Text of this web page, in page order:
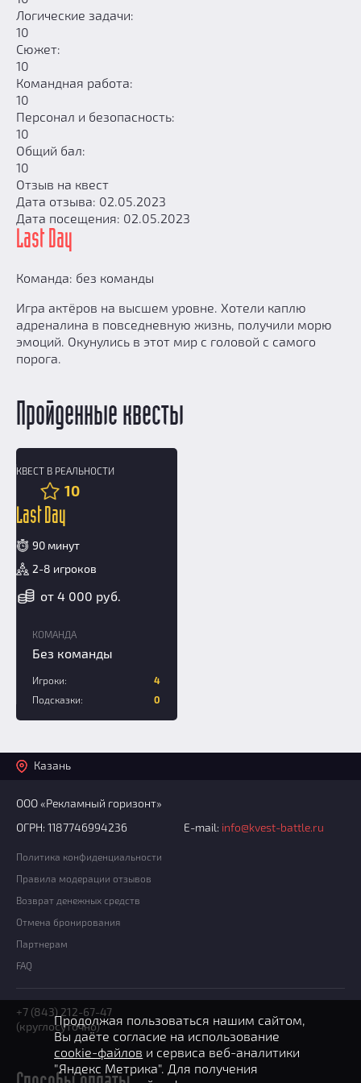
Логические задачи:
10
Сюжет:
10
Командная работа:
10
Персонал и безопасность:
10
Общий бал:
10
Отзыв на квест
Дата отзыва: 02.05.2023
Дата посещения: 02.05.2023
Last Day
Команда: без команды
Игра актёров на высшем уровне. Хотели каплю
адреналина в повседневную жизнь, получили морю
эмоций. Окунулись в этот мир с головой с самого
порога.
Пройденные квесты
КВЕСТ В РЕАЛЬНОСТИ
10
Last Day
90 минут
2-8 игроков
от 4 000 руб.
КОМАНДА
Без команды
Игроки:
4
Подсказки:
0
Казань
ООО «Рекламный горизонт»
ОГРН: 1187746994236
E-mail: info@kvest-battle.ru
Политика конфиденциальности
Правила модерации отзывов
Возврат денежных средств
Отмена бронирования
Партнерам
FAQ
+7 (843) 212-67-47
(круглосуточно)
Продолжая пользоваться нашим сайтом,
Вы даёте согласие на использование
cookie-файлов и сервиса веб-аналитики
"Яндекс Метрика". Для получения